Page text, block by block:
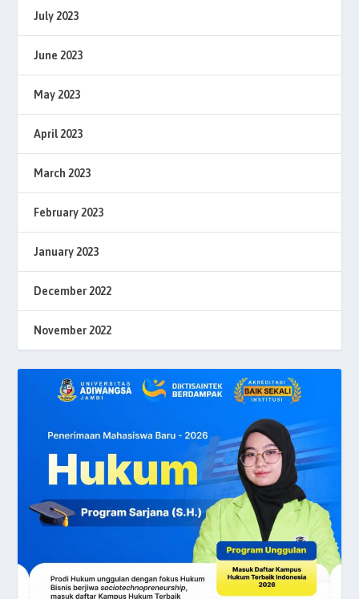
July 2023
June 2023
May 2023
April 2023
March 2023
February 2023
January 2023
December 2022
November 2022